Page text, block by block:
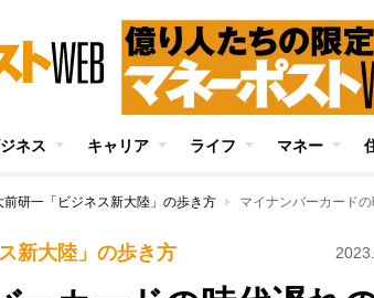
ネス キャリア ライフ マネー
前研一「ビジネス新大陸」の歩き方
新大陸」の歩き方